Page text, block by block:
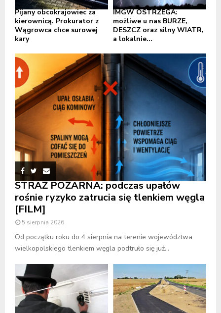
Pijany obcokrajowiec za
kierownicą. Prokurator z
Wągrowca chce surowej
kary
IMGW OSTRZEGA:
możliwe u nas BURZE,
DESZCZ oraz silny WIATR,
a lokalnie...
STRAŻ POŻARNA: podczas upałów
rośnie ryzyko zatrucia się tlenkiem węgla
[FILM]
5 sierpnia 2026
Od początku roku do 4 sierpnia na terenie województwa
wielkopolskiego tlenkiem węgla podtruło się już...